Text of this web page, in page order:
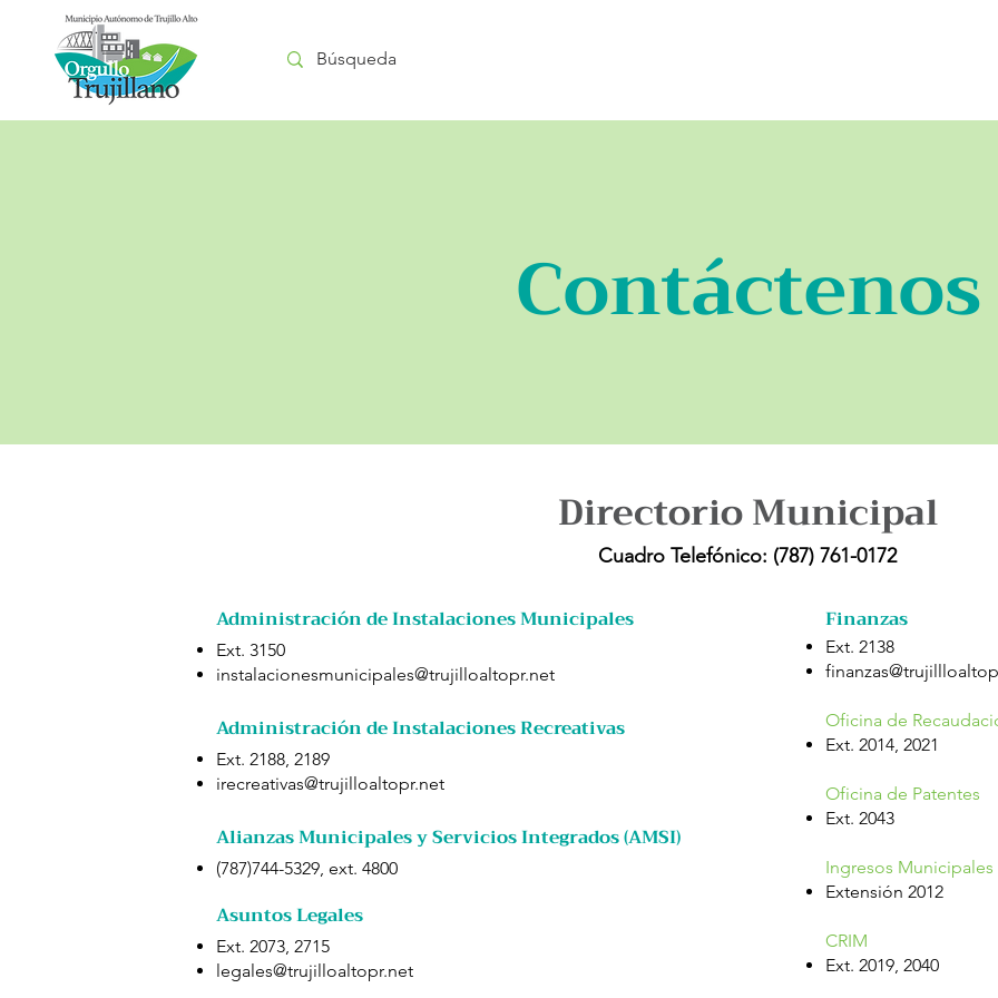
Contáctenos
Directorio Municipal
Cuadro Telefónico: (787) 761-0172
Administración de Instalaciones Municipales
Ext. 3150
instalacionesmunicipales@trujilloaltopr.net
Administración de Instalaciones Recreativas
Ext. 2188, 2189
irecreativas@trujilloaltopr.net
Alianzas Municipales y Servicios Integrados (AMSI)
(787)744-5329, ext. 4800
Asuntos Legales
Ext. 2073, 2715
legales@trujilloaltopr.net
Finanzas
Ext. 2138
Oficina de
Ext. 2014, 2021
Oficina de Patentes
Ext. 2043
Ingresos Municipales
Extensión 2012
CRIM
Ext. 2019, 2040